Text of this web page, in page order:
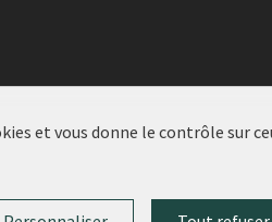
et vous donne le contrôle sur